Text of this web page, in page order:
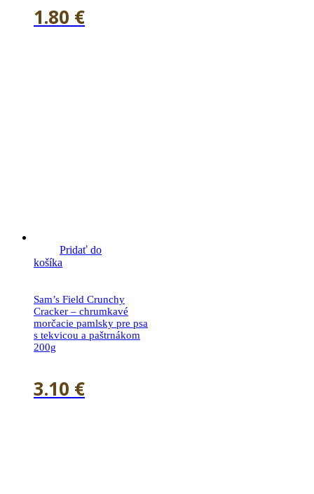
1.80 €
Pridať do
košíka
Sam’s Field Crunchy
Cracker – chrumkavé
morčacie pamlsky pre psa
s tekvicou a paštrnákom
200g
3.10 €